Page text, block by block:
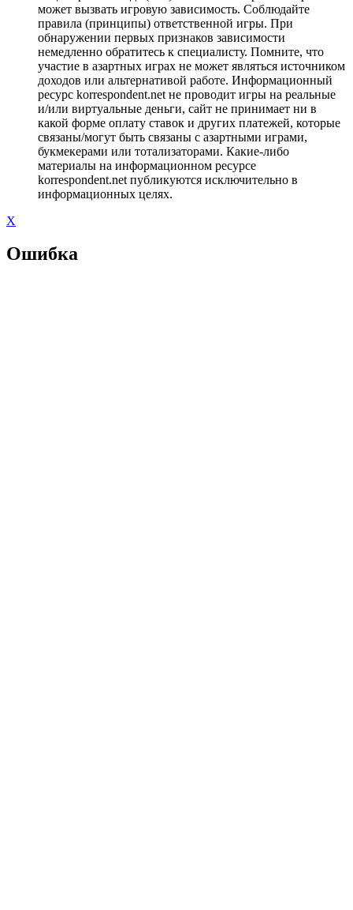
может вызвать игровую зависимость. Соблюдайте
правила (принципы) ответственной игры. При
обнаружении первых признаков зависимости
немедленно обратитесь к специалисту. Помните, что
участие в азартных играх не может являться источником
доходов или альтернативой работе. Информационный
ресурс korrespondent.net не проводит игры на реальные
и/или виртуальные деньги, сайт не принимает ни в
какой форме оплату ставок и других платежей, которые
связаны/могут быть связаны с азартными играми,
букмекерами или тотализаторами. Какие-либо
материалы на информационном ресурсе
korrespondent.net публикуются исключительно в
информационных целях.
X
Ошибка